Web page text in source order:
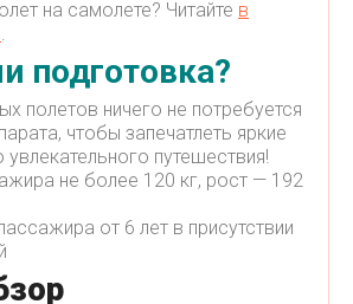
на самолете? Читайте в
.
подготовка?
полетов ничего не потребуется
чтобы запечатлеть яркие
путешествия!
не более 120 кг, рост — 192
от 6 лет в присутствии